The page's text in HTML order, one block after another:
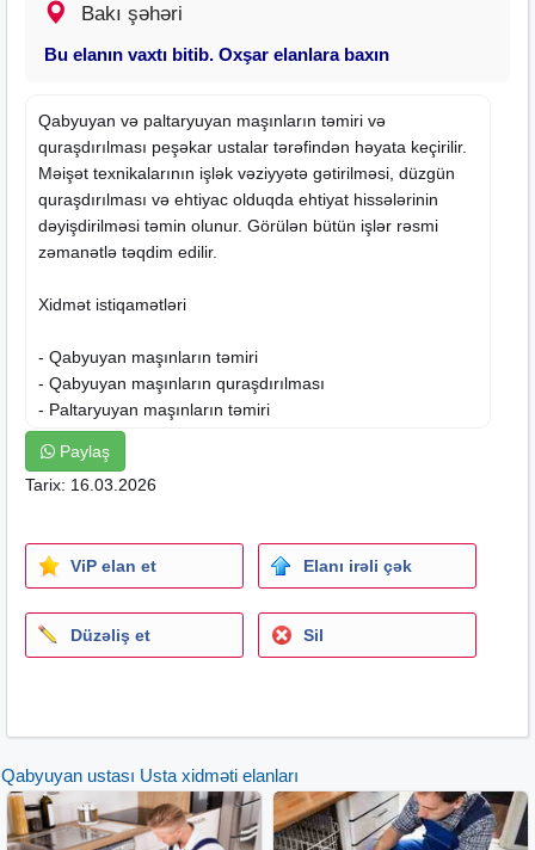
Bakı şəhəri
Bu elanın vaxtı bitib. Oxşar elanlara baxın
Qabyuyan və paltaryuyan maşınların təmiri və
quraşdırılması peşəkar ustalar tərəfindən həyata keçirilir.
Məişət texnikalarının işlək vəziyyətə gətirilməsi, düzgün
quraşdırılması və ehtiyac olduqda ehtiyat hissələrinin
dəyişdirilməsi təmin olunur. Görülən bütün işlər rəsmi
zəmanətlə təqdim edilir.
Xidmət istiqamətləri
- Qabyuyan maşınların təmiri
- Qabyuyan maşınların quraşdırılması
- Paltaryuyan maşınların təmiri
- Paltaryuyan maşınların quraşdırılması
İstifadə olunan materiallar və iş prinsipi
- Orijinal ehtiyat hissələri ilə təmir işləri
- Səliqəli və təmiz iş icrası
- Avadanlığın düzgün və təhlükəsiz quraşdırılması
- Texniki baxış və nasazlığın aradan qaldırılması
- Müştəri məmnuniyyətinə yönəlmiş xidmət
- Usta çağırışı üçün WhatsApp və telefon vasitəsilə əlaqə
imkanı
Paylaş
Tarix: 16.03.2026
ViP elan et Elanı irəli çək
Düzəliş et Sil
Qabyuyan ustası Usta xidməti elanları